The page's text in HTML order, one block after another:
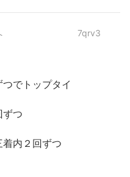
7qrv3
でトップタイ
ずつ
内２回ずつ